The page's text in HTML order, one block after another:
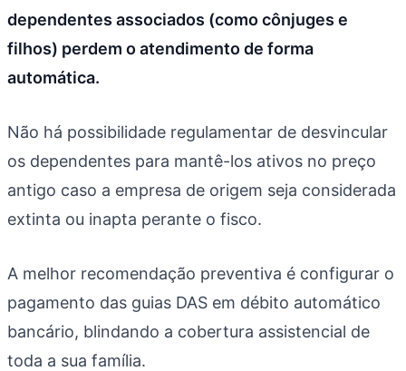
dependentes associados (como cônjuges e
filhos) perdem o atendimento de forma
automática.
Não há possibilidade regulamentar de desvincular
os dependentes para mantê-los ativos no preço
antigo caso a empresa de origem seja considerada
extinta ou inapta perante o fisco.
A melhor recomendação preventiva é configurar o
pagamento das guias DAS em débito automático
bancário, blindando a cobertura assistencial de
toda a sua família.